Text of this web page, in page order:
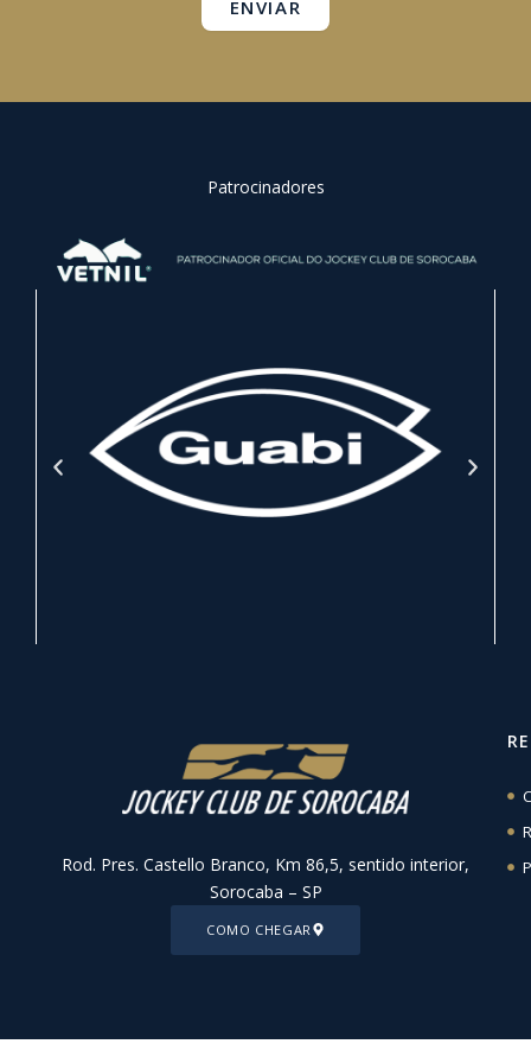
ENVIAR
Patrocinadores
Rod. Pres. Castello Branco, Km 86,5, sentido interior,
Sorocaba – SP
COMO CHEGAR